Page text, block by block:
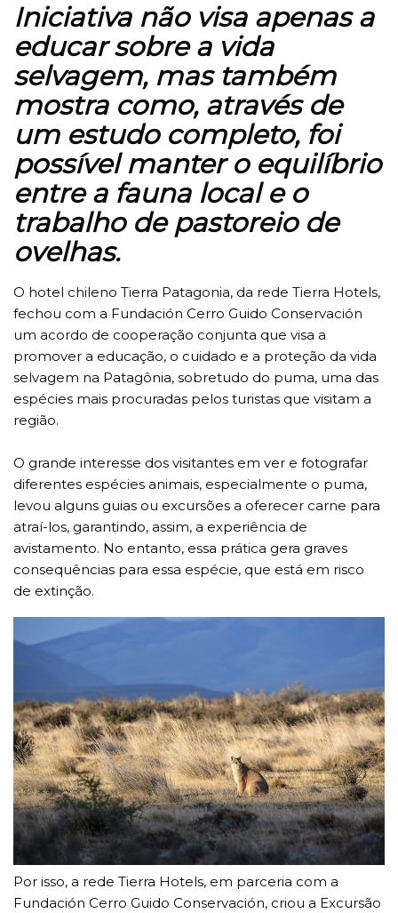
Iniciativa não visa apenas a
educar sobre a vida
selvagem, mas também
mostra como, através de
um estudo completo, foi
possível manter o equilíbrio
entre a fauna local e o
trabalho de pastoreio de
ovelhas.
O hotel chileno Tierra Patagonia, da rede Tierra Hotels,
fechou com a Fundación Cerro Guido Conservación
um acordo de cooperação conjunta que visa a
promover a educação, o cuidado e a proteção da vida
selvagem na Patagônia, sobretudo do puma, uma das
espécies mais procuradas pelos turistas que visitam a
região.
O grande interesse dos visitantes em ver e fotografar
diferentes espécies animais, especialmente o puma,
levou alguns guias ou excursões a oferecer carne para
atraí-los, garantindo, assim, a experiência de
avistamento. No entanto, essa prática gera graves
consequências para essa espécie, que está em risco
de extinção.
Por isso, a rede Tierra Hotels, em parceria com a
Fundación Cerro Guido Conservación, criou a Excursão